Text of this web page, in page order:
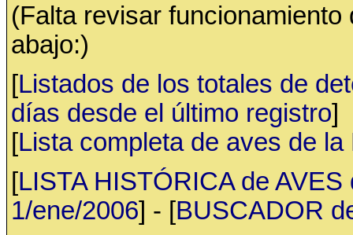
(Falta revisar
abajo:)
[Listados de los totales de
días desde el último registro]
[Lista completa de aves de
[LISTA HISTÓRICA de
1/ene/2006] - [BUSCADOR